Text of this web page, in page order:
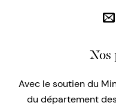
Nos
Avec le soutien du
du département